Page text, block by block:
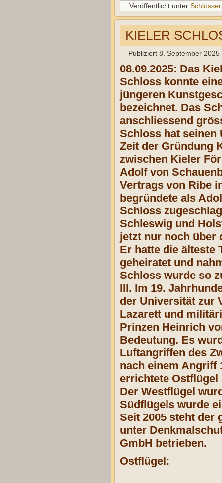
Veröffentlicht unter Schlösser
KIELER
Publiziert 8. September 2025
08.09.2025: Das
Schloss konnte
jüngeren
bezeichnet. Das
anschliessend
Schloss hat seinen
Zeit der Gründung
zwischen Kieler
Adolf von
Vertrags von Ribe
begründete als
Schloss
Schleswig und
jetzt nur noch über
Er hatte die älteste
geheiratet und
Schloss wurde so
III. Im 19.
der Universität zur
Lazarett und
Prinzen Heinrich
Bedeutung. Es
Luftangriffen des
nach einem Angriff
errichtete Ostflügel
Der Westflügel
Südflügels wurde
Seit 2005 steht der
unter
GmbH betrieben.
Ostflügel: